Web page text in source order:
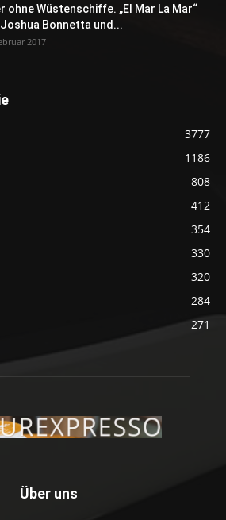
ohne Wüstenschiffe. „El Mar La Mar“
Bonnetta und...
2017
3777
1186
808
412
354
330
320
284
271
Über uns